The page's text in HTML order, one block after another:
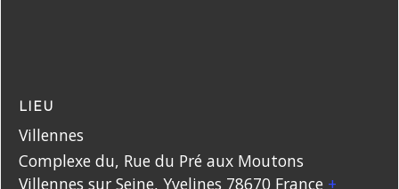
LIEU
Villennes
Complexe du, Rue du Pré aux Moutons
Villennes sur Seine, Yvelines 78670 France +